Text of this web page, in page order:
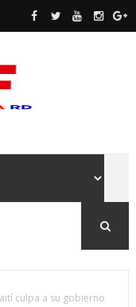
culpa a su gobierno